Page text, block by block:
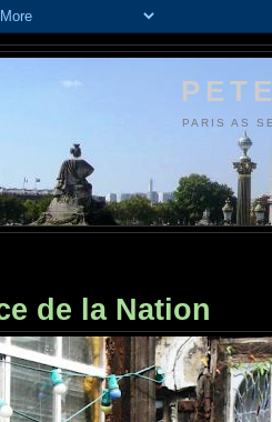
PARIS AS
de la Nation